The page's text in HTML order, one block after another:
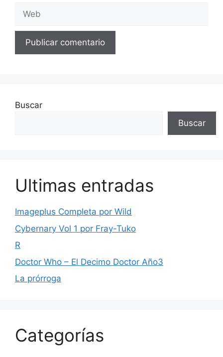
Web
Buscar
Buscar
Ultimas entradas
Imageplus Completa por Wild
Cybernary Vol 1 por Fray-Tuko
R
Doctor Who – El Decimo Doctor Año3
La prórroga
Categorías